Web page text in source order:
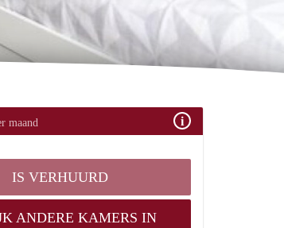
maand
IS VERHUURD
ANDERE KAMERS IN